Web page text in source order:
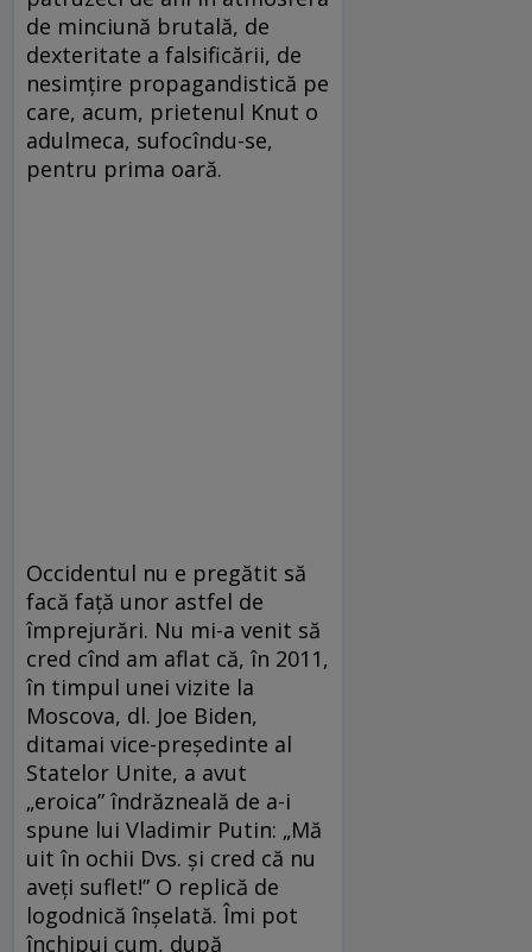
de minciună brutală, de
dexteritate a falsificării, de
nesimţire propagandistică pe
care, acum, prietenul Knut o
adulmeca, sufocîndu-se,
pentru prima oară.
Occidentul nu e pregătit să
facă faţă unor astfel de
împrejurări. Nu mi-a venit să
cred cînd am aflat că, în 2011,
în timpul unei vizite la
Moscova, dl. Joe Biden,
ditamai vice-preşedinte al
Statelor Unite, a avut
„eroica” îndrăzneală de a-i
spune lui Vladimir Putin: „Mă
uit în ochii Dvs. şi cred că nu
aveţi suflet!” O replică de
logodnică înşelată. Îmi pot
închipui cum, după